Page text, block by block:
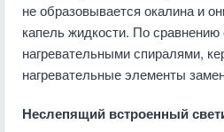
не образовывается окалина и
капель жидкости. По
нагревательными спиралями,
нагревательные элементы
Неслепящий встроенный